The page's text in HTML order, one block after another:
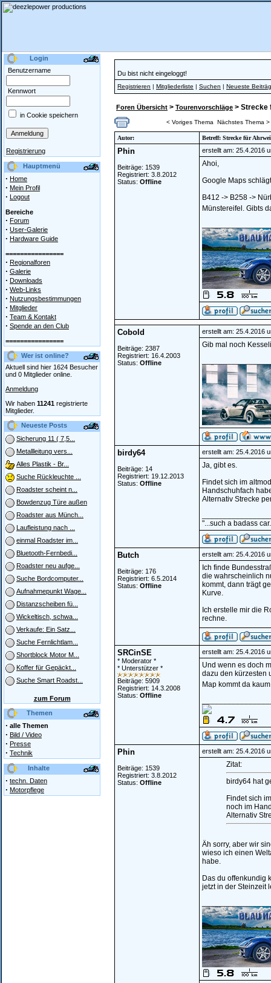
Login
Benutzername
Kennwort
in Cookie speichern
Registrierung
Hauptmenü
· Home
· Mein Profil
· Logout
Bereiche
· Forum
· User-Galerie
· Hardware Guide
================
· Regionalforen
· Galerie
· Downloads
· Web-Links
· Nutzungsbestimmungen
· Mitglieder
· Team & Kontakt
· Spende an den Club
================
Wer ist online?
Aktuell sind hier 1624 Besucher
und 0 Mitglieder online.
Anmeldung
Wir haben 11241 registrierte
Mitglieder.
Neueste Posts
Sicherung 11 ( 7,5...
Metallleitung vers...
Alles Plastik - Br...
Suche Rückleuchte ...
Roadster scheint n...
Bowdenzug Türe außen
Roadster aus Münch...
Laufleistung nach ...
einmal Roadster im...
Bluetooth-Fernbedi...
Roadster neu aufge...
Suche Bordcomputer...
Aufnahmepunkt Wage...
Distanzscheiben fü...
Wickeltisch, schwa...
Verkaufe: Ein Satz...
Suche Fernlichtlam...
Shortblock Motor M...
Koffer für Gepäckt...
Suche Smart Roadst...
zum Forum
Themen
· alle Themen
· Bild / Video
· Presse
· Technik
Inhalte
· techn. Daten
· Motorpflege
Du bist nicht eingeloggt!
Registrieren | Mitgliederliste | Suchen | Neueste
Foren Übersicht > Tourenvorschläge > Strecke
< Voriges Thema Nächstes Thema >
Autor: Betreff: Strecke für
Phin
Beiträge: 1539
Registriert: 3.8.2012
Status: Offline
erstellt am: 25.4.2016
Ahoi,
Google Maps
B412 -> B258 ->
Münstereifel. Gibts
Cobold
Beiträge: 2387
Registriert: 16.4.2003
Status: Offline
erstellt am: 25.4.2016
Gib mal noch
birdy64
Beiträge: 14
Registriert: 19.12.2013
Status: Offline
erstellt am: 25.4.2016
Ja, gibt es.
Findet sich im
Handschuhfach
Alternativ Strecke
"...such a badass
Butch
Beiträge: 176
Registriert: 6.5.2014
Status: Offline
erstellt am: 25.4.2016
Ich finde
die wahrscheinlich
kommt, dann trägt
Kurve.
Ich erstelle mir die
rechne.
SRCinSE
* Moderator *
* Unterstützer *
Beiträge: 5909
Registriert: 14.3.2008
Status: Offline
erstellt am: 25.4.2016
Und wenn es doch
dazu den kürzesten
Map kommt da
Phin
Beiträge: 1539
Registriert: 3.8.2012
Status: Offline
erstellt am: 25.4.2016
Zitat:
birdy64 hat
Findet sich
noch im
Alternativ
Äh sorry, aber wir
wieso ich einen
habe.
Das du offenkundig
jetzt in der Steinzeit